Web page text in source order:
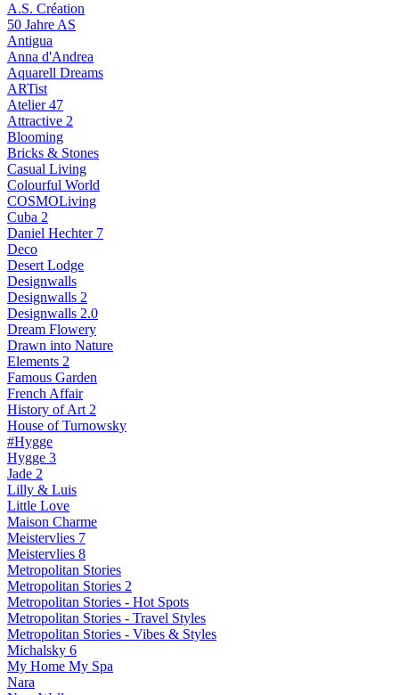
A.S. Création
50 Jahre AS
Antigua
Anna d'Andrea
Aquarell Dreams
ARTist
Atelier 47
Attractive 2
Blooming
Bricks & Stones
Casual Living
Colourful World
COSMOLiving
Cuba 2
Daniel Hechter 7
Deco
Desert Lodge
Designwalls
Designwalls 2
Designwalls 2.0
Dream Flowery
Drawn into Nature
Elements 2
Famous Garden
French Affair
History of Art 2
House of Turnowsky
#Hygge
Hygge 3
Jade 2
Lilly & Luis
Little Love
Maison Charme
Meistervlies 7
Meistervlies 8
Metropolitan Stories
Metropolitan Stories 2
Metropolitan Stories - Hot Spots
Metropolitan Stories - Travel Styles
Metropolitan Stories - Vibes & Styles
Michalsky 6
My Home My Spa
Nara